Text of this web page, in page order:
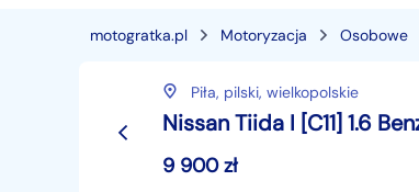
motogratka.pl Motoryzacja Osobowe
Piła, pilski, wielkopolskie
Nissan Tiida I [C11] 1.6
9 900zł